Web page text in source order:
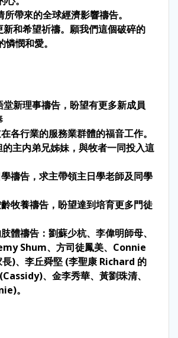
帶來的全球經濟影響禱告。
新和希望祈禱。願我們這個破碎的
憫和愛。
堂新理事禱告，盼望有更多新成員
各行業的服務業群體的福音工作。
主内弟兄姊妹，與牧者一同投入這
禱告，求主帶領主日學老師及同學
牧養禱告，盼望達到培育更多門徒
體禱告：劉蘇少杭、李偉明師母、
Shum、方司徒鳳美、Connie
)、李丘舜堅 (李聖康 Richard 的
、金李秀華、黃劉珠清、
。